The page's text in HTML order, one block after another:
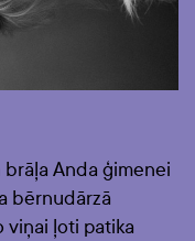
brāļa Anda ģimenei
bērnudārzā
viņai ļoti patika